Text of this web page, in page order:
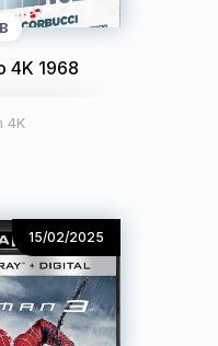
4K 1968
4K
15/02/2025